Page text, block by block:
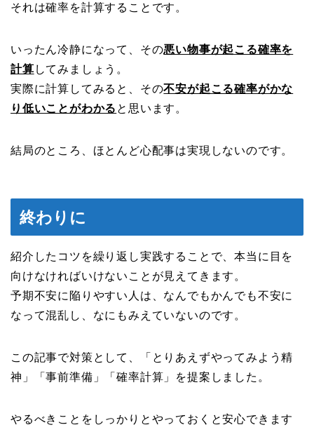
それは確率を計算することです。
いったん冷静になって、その悪い物事が起こる確率を
計算 してみましょう。
実際に計算してみると、その不安が起こる確率がかな
り低いことがわかる と思います。
結局のところ、ほとんど心配事は実現しないのです。
終わりに
紹介したコツを繰り返し実践することで、本当に目を
向けなければいけないことが見えてきます。
予期不安に陥りやすい人は、なんでもかんでも不安に
なって混乱し、なにもみえていないのです。
この記事で対策として、「とりあえずやってみよう精
神」「事前準備」「確率計算」を提案しました。
やるべきことをしっかりとやっておくと安心できます